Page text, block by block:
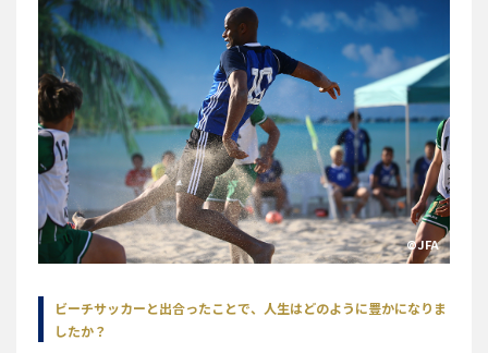
©JFA
ビーチサッカーと出合ったことで、人生はどのように豊かになりま
したか？